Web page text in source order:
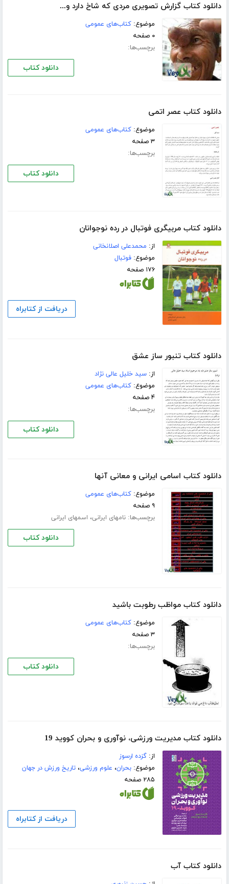
دانلود کتاب گزارش تصویری مردی که شاخ دارد و...
موضوع:کتاب‌های عمومی
۰ صفحه
برچسب‌ها:
دانلود کتاب
دانلود کتاب عصر اتمی
موضوع:کتاب‌های عمومی
۳ صفحه
برچسب‌ها:
دانلود کتاب
دانلود کتاب مربیگری فوتبال در رده نوجوانان
از: محمدعلی اصلانخانی
موضوع:فوتبال
۱۷۶ صفحه
دریافت از کتابراه
دانلود کتاب تنبور ساز عشق
از:سید خلیل عالی نژاد
موضوع:کتاب‌های عمومی
۴ صفحه
برچسب‌ها:
دانلود کتاب
دانلود کتاب اسامی ایرانی و معانی آنها
موضوع:کتاب‌های عمومی
۹ صفحه
برچسب‌ها:نامهای ایرانی، اسمهای ایرانی
دانلود کتاب
دانلود کتاب مواظب رطوبت باشید
موضوع:کتاب‌های عمومی
۳ صفحه
برچسب‌ها:
دانلود کتاب
دانلود کتاب مدیریت ورزشی، نوآوری و بحران کووید 19
از:گزده ارسوز
موضوع:بحران، علوم ورزشی،تاریخ ورزش در جهان
۲۸۵ صفحه
دریافت از کتابراه
دانلود کتاب آب